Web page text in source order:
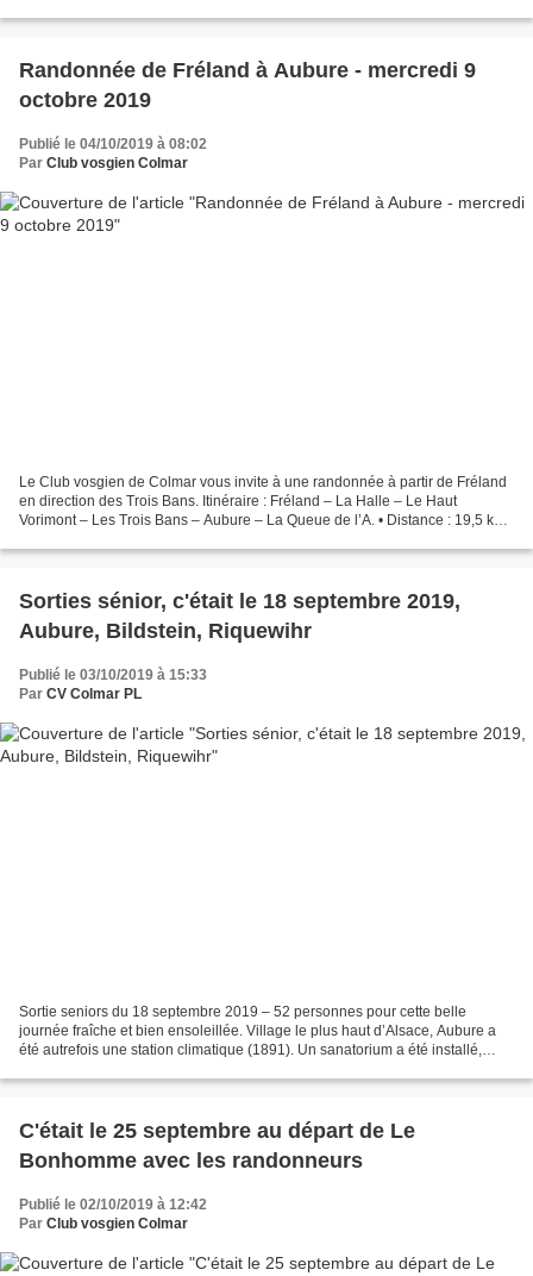
Randonnée de Fréland à Aubure - mercredi 9
octobre 2019
Publié le 04/10/2019 à 08:02
Par Club vosgien Colmar
Le Club vosgien de Colmar vous invite à une randonnée à partir de Fréland
en direction des Trois Bans. Itinéraire : Fréland – La Halle – Le Haut
Vorimont – Les Trois Bans – Aubure – La Queue de l’A. • Distance : 19,5 km •
Sorties sénior, c'était le 18 septembre 2019,
Aubure, Bildstein, Riquewihr
Publié le 03/10/2019 à 15:33
Par CV Colmar PL
Sortie seniors du 18 septembre 2019 – 52 personnes pour cette belle
journée fraîche et bien ensoleillée. Village le plus haut d’Alsace, Aubure a
été autrefois une station climatique (1891). Un sanatorium a été installé,
C'était le 25 septembre au départ de Le
Bonhomme avec les randonneurs
Publié le 02/10/2019 à 12:42
Par Club vosgien Colmar